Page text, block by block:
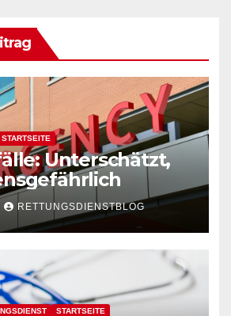
STARTSEITE
Unterschätzt,
RETTUNGSDIENSTBLOG
STARTSEITE